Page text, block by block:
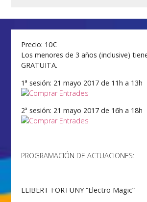
Precio: 10€
Los menores de 3 años (inclusive)
GRATUITA.
1ª sesión: 21 mayo 2017 de 11h a 13h
2ª sesión: 21 mayo 2017 de 16h a 18h
PROGRAMACIÓN DE ACTUACIONES:
LLIBERT FORTUNY “Electro Magic”